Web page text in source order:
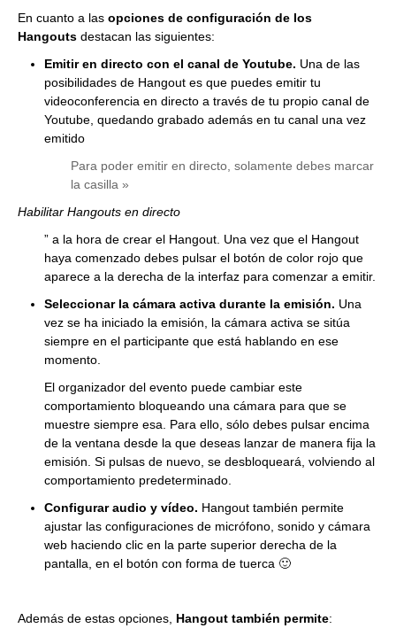
En cuanto a las opciones de configuración de los
Hangouts destacan las siguientes:
Emitir en directo con el canal de Youtube. Una de las
posibilidades de Hangout es que puedes emitir tu
videoconferencia en directo a través de tu propio canal de
Youtube, quedando grabado además en tu canal una vez
emitido
Para poder emitir en directo, solamente debes marcar
la casilla »
Habilitar Hangouts en directo
” a la hora de crear el Hangout. Una vez que el Hangout
haya comenzado debes pulsar el botón de color rojo que
aparece a la derecha de la interfaz para comenzar a emitir.
Seleccionar la cámara activa durante la emisión. Una
vez se ha iniciado la emisión, la cámara activa se sitúa
siempre en el participante que está hablando en ese
momento.
El organizador del evento puede cambiar este
comportamiento bloqueando una cámara para que se
muestre siempre esa. Para ello, sólo debes pulsar encima
de la ventana desde la que deseas lanzar de manera fija la
emisión. Si pulsas de nuevo, se desbloqueará, volviendo al
comportamiento predeterminado.
Configurar audio y vídeo. Hangout también permite
ajustar las configuraciones de micrófono, sonido y cámara
web haciendo clic en la parte superior derecha de la
pantalla, en el botón con forma de tuerca 🙂
Además de estas opciones, Hangout también permite: